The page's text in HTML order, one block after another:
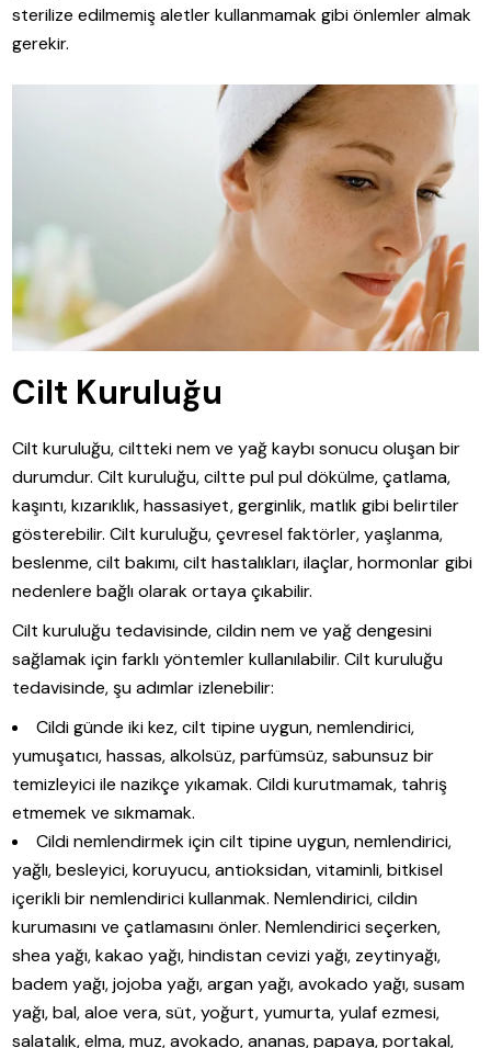
sterilize edilmemiş aletler kullanmamak gibi önlemler almak
gerekir.
Cilt Kuruluğu
Cilt kuruluğu, ciltteki nem ve yağ kaybı sonucu oluşan bir
durumdur. Cilt kuruluğu, ciltte pul pul dökülme, çatlama,
kaşıntı, kızarıklık, hassasiyet, gerginlik, matlık gibi belirtiler
gösterebilir. Cilt kuruluğu, çevresel faktörler, yaşlanma,
beslenme, cilt bakımı, cilt hastalıkları, ilaçlar, hormonlar gibi
nedenlere bağlı olarak ortaya çıkabilir.
Cilt kuruluğu tedavisinde, cildin nem ve yağ dengesini
sağlamak için farklı yöntemler kullanılabilir. Cilt kuruluğu
tedavisinde, şu adımlar izlenebilir:
Cildi günde iki kez, cilt tipine uygun, nemlendirici,
yumuşatıcı, hassas, alkolsüz, parfümsüz, sabunsuz bir
temizleyici ile nazikçe yıkamak. Cildi kurutmamak, tahriş
etmemek ve sıkmamak.
Cildi nemlendirmek için cilt tipine uygun, nemlendirici,
yağlı, besleyici, koruyucu, antioksidan, vitaminli, bitkisel
içerikli bir nemlendirici kullanmak. Nemlendirici, cildin
kurumasını ve çatlamasını önler. Nemlendirici seçerken,
shea yağı, kakao yağı, hindistan cevizi yağı, zeytinyağı,
badem yağı, jojoba yağı, argan yağı, avokado yağı, susam
yağı, bal, aloe vera, süt, yoğurt, yumurta, yulaf ezmesi,
salatalık, elma, muz, avokado, ananas, papaya, portakal,